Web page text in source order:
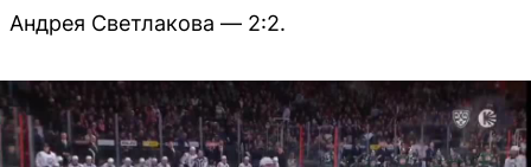
Андрея Светлакова — 2:2.